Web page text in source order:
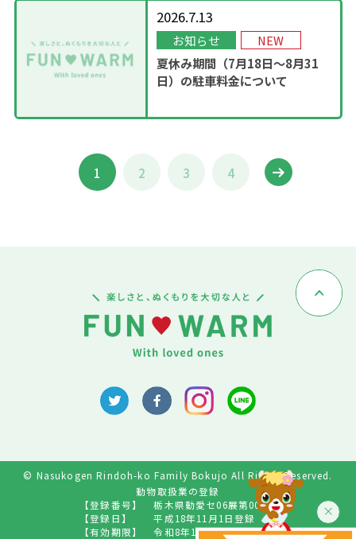
2026.7.13
お知らせ NEW
夏休み期間（7月18日～8月31
日）の駐車料金について
1 2 3 4
© Nasukogen Rindoh-ko Family Bokujo All Rights Reserved.
動物取扱業の登録
【登録番号】
栃木県動愛セ06展第009号
【登録日】
平成18年11月1日登録
【有効期限】
令和8年10月31日